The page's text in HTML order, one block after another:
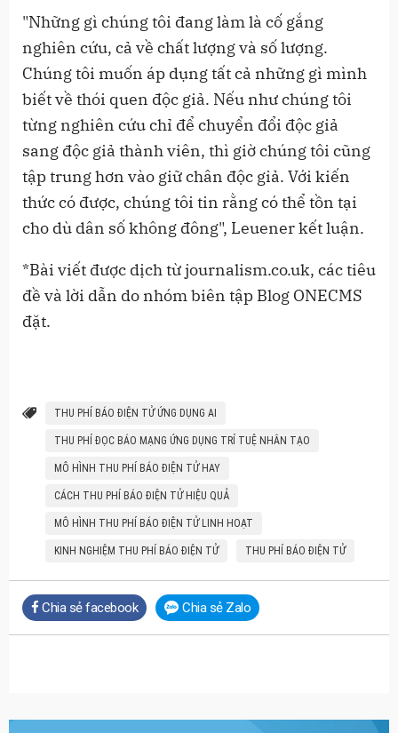
"Những gì chúng tôi đang làm là cố gắng
nghiên cứu, cả về chất lượng và số lượng.
Chúng tôi muốn áp dụng tất cả những gì mình
biết về thói quen độc giả. Nếu như chúng tôi
từng nghiên cứu chỉ để chuyển đổi độc giả
sang độc giả thành viên, thì giờ chúng tôi cũng
tập trung hơn vào giữ chân độc giả. Với kiến
thức có được, chúng tôi tin rằng có thể tồn tại
cho dù dân số không đông", Leuener kết luận.
*Bài viết được dịch từ journalism.co.uk, các tiêu
đề và lời dẫn do nhóm biên tập Blog ONECMS
đặt.
THU PHÍ BÁO ĐIỆN TỬ ỨNG DỤNG AI
THU PHÍ ĐỌC BÁO MẠNG ỨNG DỤNG TRÍ TUỆ NHÂN TẠO
MÔ HÌNH THU PHÍ BÁO ĐIỆN TỬ HAY
CÁCH THU PHÍ BÁO ĐIỆN TỬ HIỆU QUẢ
MÔ HÌNH THU PHÍ BÁO ĐIỆN TỬ LINH HOẠT
KINH NGHIỆM THU PHÍ BÁO ĐIỆN TỬ THU PHÍ BÁO ĐIỆN TỬ
Chia sẻ facebook Chia sẻ Zalo